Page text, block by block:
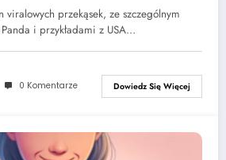
viralowych przekąsek, ze szczególnym
i przykładami z USA…
0 Komentarze Dowiedz Się Więcej